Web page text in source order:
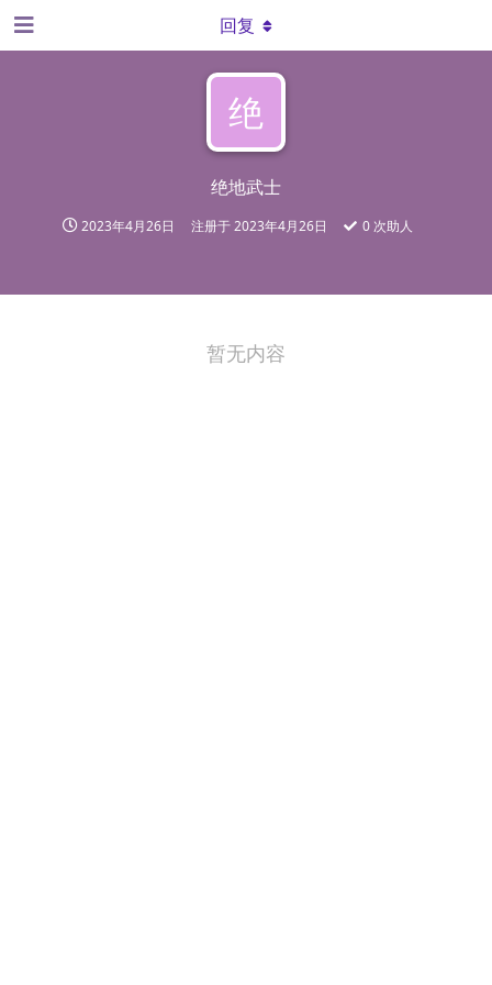
绝
绝地武士
2023年4月26日 注册于2023年4月26日 0 次助人
回复
暂无内容